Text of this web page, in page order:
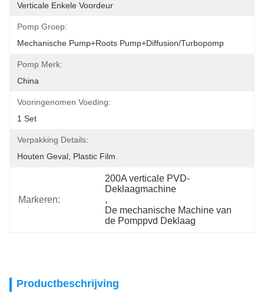
Verticale Enkele Voordeur
Pomp Groep:
Mechanische Pump+Roots Pump+Diffusion/Turbopomp
Pomp Merk:
China
Vooringenomen Voeding:
1 Set
Verpakking Details:
Houten Geval, Plastic Film
Markeren:
200A verticale PVD-
Deklaagmachine
,
De mechanische Machine van
de Pomppvd Deklaag
Productbeschrijving